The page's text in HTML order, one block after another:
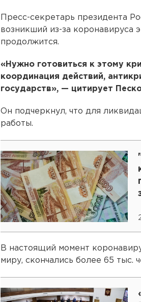
Пресс-секретарь президента
возникший из-за коронавируса
продолжится.
«Нужно готовиться к этому
координация действий,
государств», — цитирует
Он подчеркнул, что для
работы.
В настоящий момент
миру, скончались более 65 тыс.